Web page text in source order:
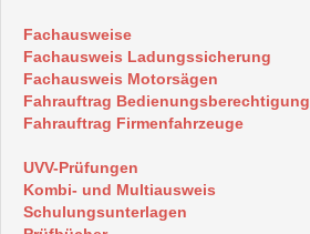
Fachausweise
Fachausweis Ladungssicherung
Fachausweis Motorsägen
Fahrauftrag Bedienungsberechtigung
Fahrauftrag Firmenfahrzeuge
UVV-Prüfungen
Kombi- und Multiausweis
Schulungsunterlagen